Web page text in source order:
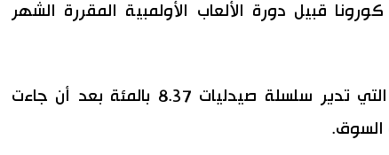
قبيل دورة الألعاب الأولمبية المقررة الشهر
وهبط سهم سوجي هولدينج التي تدير سلسلة صيدليات 8.37 بالمئة بعد أن جاءت
السوق.